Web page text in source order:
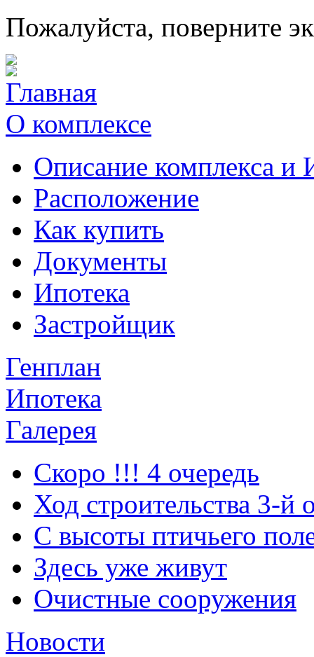
Пожалуйста, поверните
Главная
О комплексе
Описание комплекса и
Расположение
Как купить
Документы
Ипотека
Застройщик
Генплан
Ипотека
Галерея
Скоро !!! 4 очередь
Ход строительства 3-й
С высоты птичьего
Здесь уже живут
Очистные сооружения
Новости